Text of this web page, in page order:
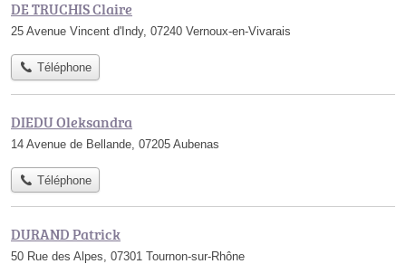
DE TRUCHIS Claire
25 Avenue Vincent d'Indy, 07240 Vernoux-en-Vivarais
Téléphone
DIEDU Oleksandra
14 Avenue de Bellande, 07205 Aubenas
Téléphone
DURAND Patrick
50 Rue des Alpes, 07301 Tournon-sur-Rhône